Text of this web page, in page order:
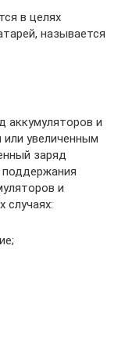
в целях
называется
аккумуляторов и
увеличенным
заряд
поддержания
и
случаях: